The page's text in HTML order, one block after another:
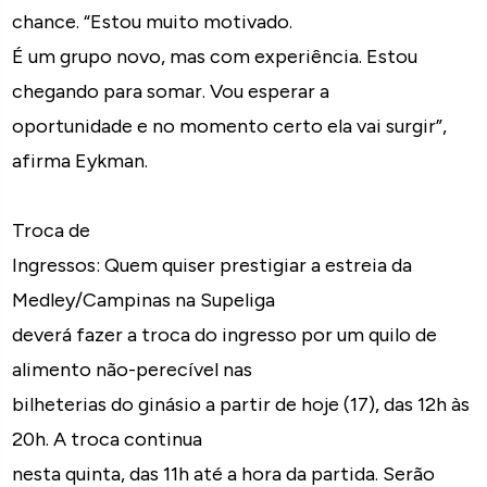
chance. “Estou muito motivado.
É um grupo novo, mas com experiência. Estou
chegando para somar. Vou esperar a
oportunidade e no momento certo ela vai surgir”,
afirma Eykman.
Troca de
Ingressos: Quem quiser prestigiar a estreia da
Medley/Campinas na Supeliga
deverá fazer a troca do ingresso por um quilo de
alimento não-perecível nas
bilheterias do ginásio a partir de hoje (17), das 12h às
20h. A troca continua
nesta quinta, das 11h até a hora da partida. Serão